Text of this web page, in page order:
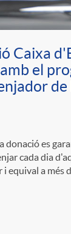
Caixa
el
de
donació es
cada dia
equival a més